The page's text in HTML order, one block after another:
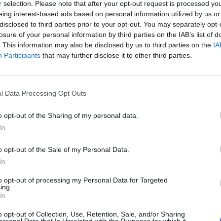
selection. Please note that after your opt-out request is processed
interest-based ads based on personal information utilized by us
to third parties prior to your opt-out. You may separately
of your personal information by third parties on the IAB’s list of
This information may also be disclosed by us to third parties on the
Participants that may further disclose it to other third parties.
Data Processing Opt Outs
opt-out of the Sharing of my personal data.
opt-out of the Sale of my Personal Data.
opt-out of processing my Personal Data for Targeted
opt-out of Collection, Use, Retention, Sale, and/or Sharing
“Survivor All Star” και η
για το ποιοι παίκτες θα βρεθούν
μία θέση στον ημιτελικό και
Μπάρτζης και η Μαριαλένα
δική τους μάχη για την
και τα spoilers που κυκλοφορούν
κάνει απόψε την ανατροπή και
Ημιτελικό της Δευτέρας. Έτσι